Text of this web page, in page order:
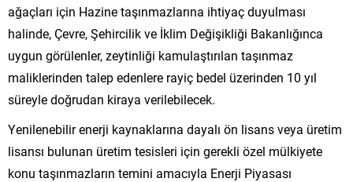
ağaçları için Hazine taşınmazlarına ihtiyaç duyulması
halinde, Çevre, Şehircilik ve İklim Değişikliği Bakanlığınca
uygun görülenler, zeytinliği kamulaştırılan taşınmaz
maliklerinden talep edenlere rayiç bedel üzerinden 10 yıl
süreyle doğrudan kiraya verilebilecek.
Yenilenebilir enerji kaynaklarına dayalı ön lisans veya üretim
lisansı bulunan üretim tesisleri için gerekli özel mülkiyete
konu taşınmazların temini amacıyla Enerji Piyasası